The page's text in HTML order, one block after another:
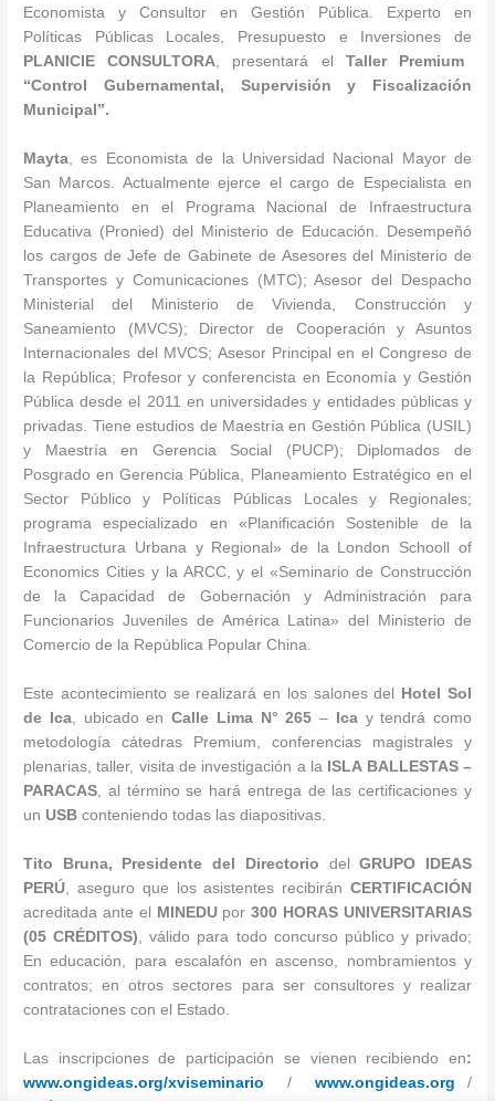
Economista y Consultor en Gestión Pública. Experto en
Políticas Públicas Locales, Presupuesto e Inversiones de
PLANICIE CONSULTORA, presentará el Taller
Premium
“Control Gubernamental, Supervisión y Fiscalización
Municipal ”.
Mayta, es Economista de la Universidad Nacional Mayor de
San Marcos. Actualmente ejerce el cargo de Especialista en
Planeamiento en el Programa Nacional de Infraestructura
Educativa (Pronied) del Ministerio de Educación. Desempeñó
los cargos de Jefe de Gabinete de Asesores del Ministerio de
Transportes y Comunicaciones (MTC); Asesor del Despacho
Ministerial del Ministerio de Vivienda, Construcción y
Saneamiento (MVCS); Director de Cooperación y Asuntos
Internacionales del MVCS; Asesor Principal en el Congreso de
la República; Profesor y conferencista en Economía y Gestión
Pública desde el 2011 en universidades y entidades públicas y
privadas. Tiene estudios de Maestría en Gestión Pública (USIL)
y Maestría en Gerencia Social (PUCP); Diplomados de
Posgrado en Gerencia Pública, Planeamiento Estratégico en el
Sector Público y Políticas Públicas Locales y Regionales;
programa especializado en «Planificación Sostenible de la
Infraestructura Urbana y Regional» de la London Schooll of
Economics Cities y la ARCC, y el «Seminario de Construcción
de la Capacidad de Gobernación y Administración para
Funcionarios Juveniles de América Latina» del Ministerio de
Comercio de la República Popular China.
Este acontecimiento se realizará en los salones del
Hotel Sol
de Ica, ubicado enCalle Lima N° 265 – Ica y tendrá como
metodología cátedras Premium, conferencias magistrales y
plenarias, taller, visita de investigación a laISLA BALLESTAS –
PARACAS, al término se hará entrega de las certificaciones y
un USB conteniendo todas las diapositivas.
Tito Bruna, Presidente del Directorio delGRUPO IDEAS
PERÚ, aseguro que los asistentes recibirán CERTIFICACIÓN
acreditada ante el
MINEDUpor300 HORAS UNIVERSITARIAS
(05 CRÉDITOS), válido para todo concurso público y privado;
En educación, para escalafón en ascenso, nombramientos y
contratos; en otros sectores para ser consultores y realizar
contrataciones con el Estado.
Las inscripciones de participación se vienen recibiendo en:
www.ongideas.org/xviseminario
/www.ongideas.org /